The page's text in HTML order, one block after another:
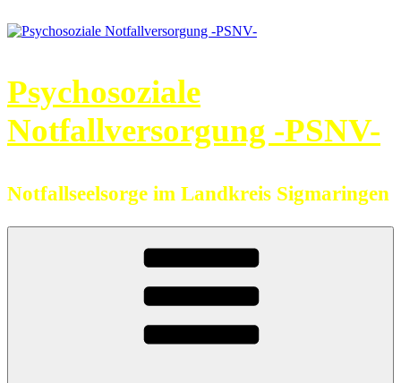
Inhalt
Psychosoziale
Notfallversorgung -PSNV-
Notfallseelsorge im Landkreis Sigmaringen